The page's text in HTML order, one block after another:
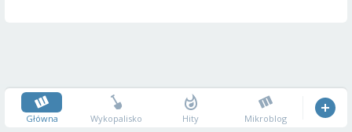
Główna Wykopalisko Hity Mikroblog